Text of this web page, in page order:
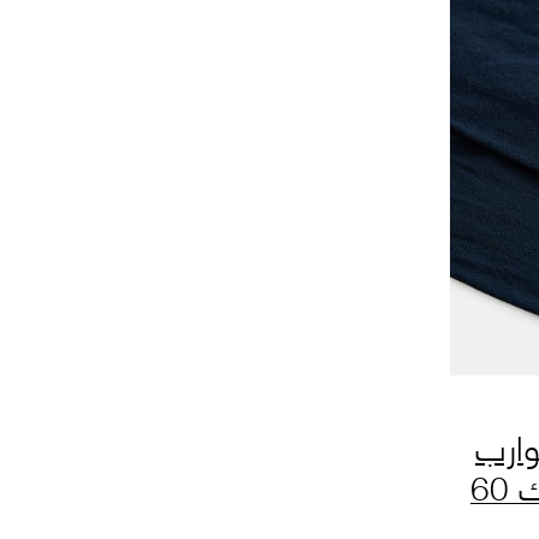
ضبابية بسُمك 60
دينير (من 6 إلى 16